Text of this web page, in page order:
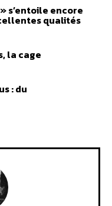
s’entoile encore
qualités
la cage
: du